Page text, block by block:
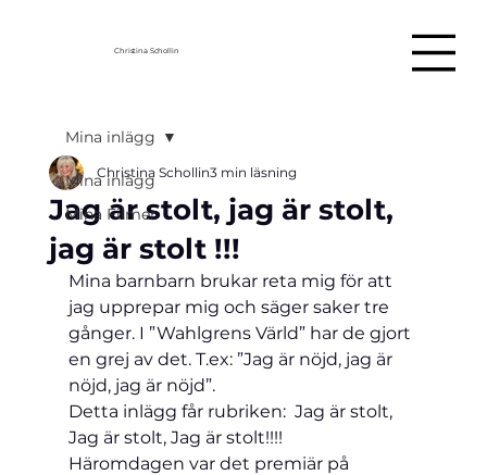
Christina Schollin
Mina inlägg
Mina Filmer
Mina inlägg
Jag är stolt, jag är stolt,
jag är stolt !!!
Christina Schollin3 min läsning
Mina barnbarn brukar reta mig för att
jag upprepar mig och säger saker tre
gånger. I ”Wahlgrens Värld” har de gjort
en grej av det. T.ex: ”Jag är nöjd, jag är
nöjd, jag är nöjd”.
Detta inlägg får rubriken:  Jag är stolt,
Jag är stolt, Jag är stolt!!!!
Häromdagen var det premiär på